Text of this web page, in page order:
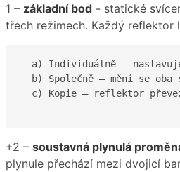
1 – základní bod - statické
třech režimech. Každý reflektor
a) Individuálně –
b) Společně – mění se oba
c) Kopie – reflektor
+2 – soustavná plynulá
plynule přechází mezi dvojicí